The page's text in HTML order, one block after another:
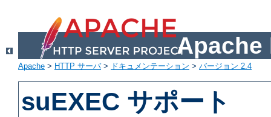
Apache
Apache > HTTP サーバ> ドキュメンテーション > バージョン 2.4
suEXEC サポート